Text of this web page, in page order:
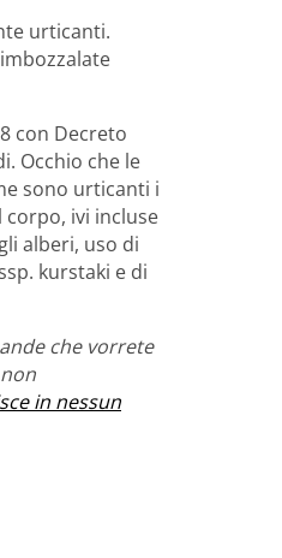
urticanti.
con Decreto
Occhio che le
sono urticanti i
ivi incluse
alberi, uso di
kurstaki e di
che vorrete
in nessun